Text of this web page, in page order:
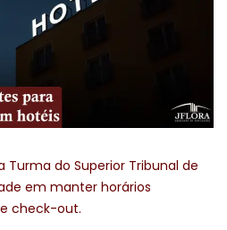
do Superior Tribunal de
em manter horários
check-out.